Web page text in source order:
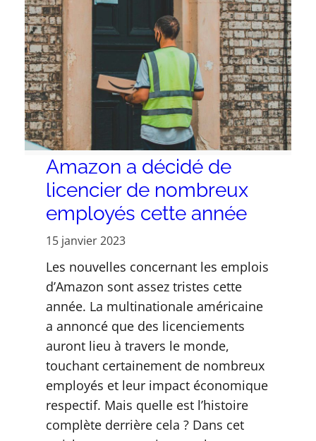
Amazon a décidé de
licencier de nombreux
employés cette année
15 janvier 2023
Les nouvelles concernant les emplois
d’Amazon sont assez tristes cette
année. La multinationale américaine
a annoncé que des licenciements
auront lieu à travers le monde,
touchant certainement de nombreux
employés et leur impact économique
respectif. Mais quelle est l’histoire
complète derrière cela ? Dans cet